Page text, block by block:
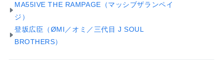
MA55IVE THE RAMPAGE（マッシブザランペイ
ジ）
登坂広臣（ØMI／オミ／三代目 J SOUL
BROTHERS）